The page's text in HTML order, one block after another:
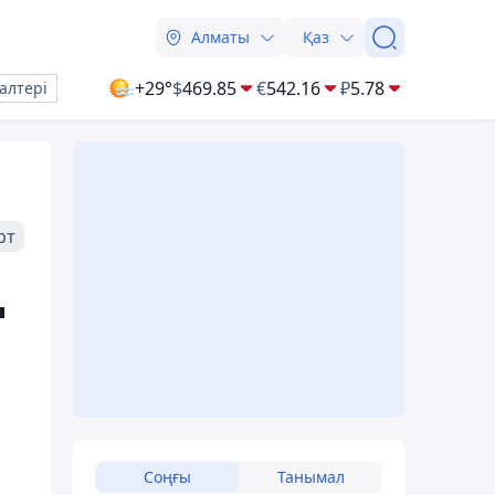
Алматы Қаз
+29°$469.85 €542.16 ₽5.78
Соңғы Танымал